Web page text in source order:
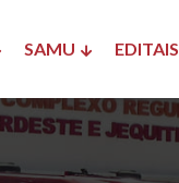
SAMU EDITAIS